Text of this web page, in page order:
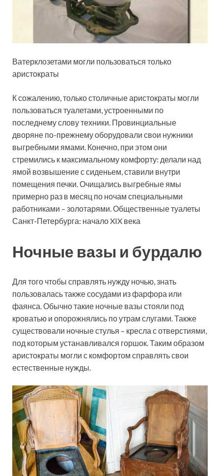
Ватерклозетами могли пользоваться только
аристократы
К сожалению, только столичные аристократы могли
пользоваться туалетами, устроенными по
последнему слову техники. Провинциальные
дворяне по-прежнему оборудовали свои нужники
выгребными ямами. Конечно, при этом они
стремились к максимальному комфорту: делали над
ямой возвышение с сиденьем, ставили внутри
помещения печки. Очищались выгребные ямы
примерно раз в месяц по ночам специальными
работниками – золотарями. Общественные туалеты
Санкт-Петербурга: начало XIX века
Ночные вазы и бурдалю
Для того чтобы справлять нужду ночью, знать
пользовалась также сосудами из фарфора или
фаянса. Обычно такие ночные вазы стояли под
кроватью и опорожнялись по утрам слугами. Также
существовали ночные стулья – кресла с отверстиями,
под которым устанавливался горшок. Таким образом
аристократы могли с комфортом справлять свои
естественные нужды.